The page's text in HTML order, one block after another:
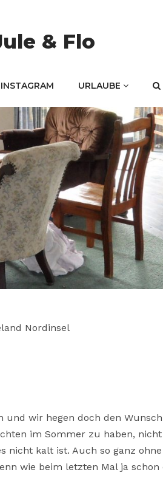
& Flo
INSTAGRAM URLAUBE
Nordinsel
wir hegen doch den
im Sommer zu haben, nicht
nicht kalt ist. Auch so ganz
wie beim letzten Mal ja schon